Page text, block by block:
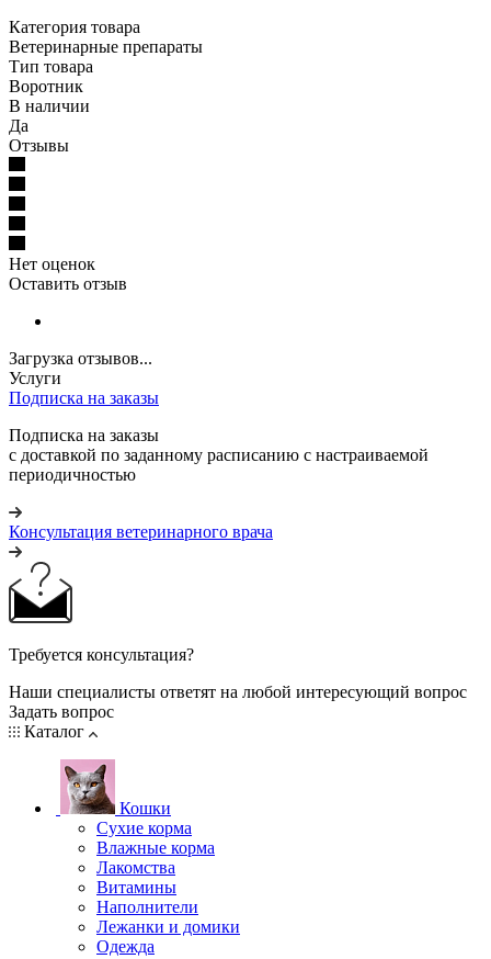
Категория товара
Ветеринарные препараты
Тип товара
Воротник
В наличии
Да
Отзывы
Нет оценок
Оставить отзыв
Загрузка отзывов...
Услуги
Подписка на заказы
Подписка на заказы
с доставкой по заданному расписанию с настраиваемой
периодичностью
Консультация ветеринарного врача
Требуется консультация?
Наши специалисты ответят на любой интересующий вопрос
Задать вопрос
Каталог
Кошки
Сухие корма
Влажные корма
Лакомства
Витамины
Наполнители
Лежанки и домики
Одежда